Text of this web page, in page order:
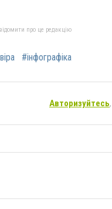
про це редакцію
#інфографіка
Авторизуйтесь